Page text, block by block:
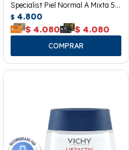
Specialist Piel Normal A Mixta 50
Ml.
$ 4.800
$ 4.080 $ 4.080